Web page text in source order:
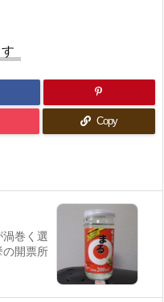
Copy
渦巻く選
の開票所